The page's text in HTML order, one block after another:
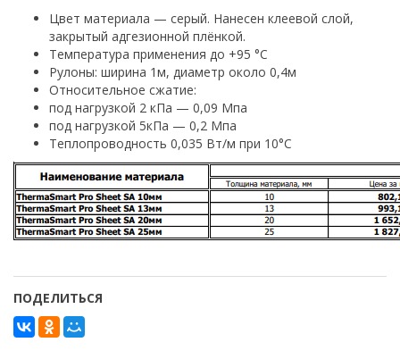
Цвет материала — серый. Нанесен клеевой слой,
закрытый адгезионной плёнкой.
Температура применения до +95 °С
Рулоны: ширина 1м, диаметр около 0,4м
Относительное сжатие:
под нагрузкой 2 кПа — 0,09 Мпа
под нагрузкой 5кПа — 0,2 Мпа
Теплопроводность 0,035 Вт/м при 10°С
ПОДЕЛИТЬСЯ